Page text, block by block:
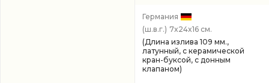
Германия
(ш.в.г.) 7x24x16 см.
(Длина излива 109 мм.,
латунный, с керамической
кран-буксой, с донным
клапаном)